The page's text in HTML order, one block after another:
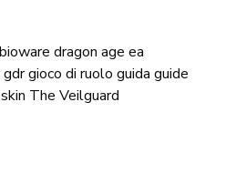
bioware dragon age ea
gdrgioco di ruolo guida guide
skin The Veilguard